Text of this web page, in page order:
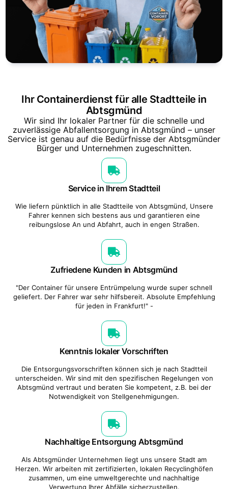
Ihr Containerdienst für alle Stadtteile in
Abtsgmünd
Wir sind Ihr lokaler Partner für die schnelle und
zuverlässige Abfallentsorgung in Abtsgmünd – unser
Service ist genau auf die Bedürfnisse der Abtsgmünder
Bürger und Unternehmen zugeschnitten.
Service in Ihrem Stadtteil
Wie liefern pünktlich in alle Stadtteile von Abtsgmünd, Unsere
Fahrer kennen sich bestens aus und garantieren eine
reibungslose An und Abfahrt, auch in engen Straßen.
Zufriedene Kunden in Abtsgmünd
"Der Container für unsere Entrümpelung wurde super schnell
geliefert. Der Fahrer war sehr hilfsbereit. Absolute Empfehlung
für jeden in Frankfurt!" -
Kenntnis lokaler Vorschriften
Die Entsorgungsvorschriften können sich je nach Stadtteil
unterscheiden. Wir sind mit den spezifischen Regelungen von
Abtsgmünd vertraut und beraten Sie kompetent, z.B. bei der
Notwendigkeit von Stellgenehmigungen.
Nachhaltige Entsorgung Abtsgmünd
Als Abtsgmünder Unternehmen liegt uns unsere Stadt am
Herzen. Wir arbeiten mit zertifizierten, lokalen Recyclinghöfen
zusammen, um eine umweltgerechte und nachhaltige
Verwertung Ihrer Abfälle sicherzustellen.